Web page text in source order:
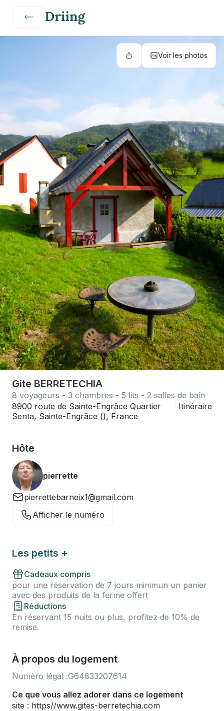
Voir les photos
Gite BERRETECHIA
8 voyageurs - 3 chambres - 5 lits - 2 salles de bain
8900 route de Sainte-Engrâce Quartier
Senta, Sainte-Engrâce (), France
Itinéraire
Hôte
pierrette
pierrettebarneix1@gmail.com
Afficher le numéro
Les petits +
Cadeaux compris
pour une réservation de 7 jours minimun un panier
avec des produits de la ferme offert
Réductions
En réservant 15 nuits ou plus, profitez de 10% de
remise.
À propos du logement
Numéro légal :G64833207614
Ce que vous allez adorer dans ce logement
site : https//www.gites-berretechia.com